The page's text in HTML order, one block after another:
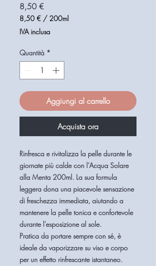
8,50 €Prezzo
8,50 € / 200ml
8,50 €
ogni
Millilitri
IVA inclusa
Quantità *
Aggiungi al carrello
Acquista ora
Rinfresca e rivitalizza la pelle durante le
giornate più calde con l'Acqua Solare
alla Menta 200ml. La sua formula
leggera dona una piacevole sensazione
di freschezza immediata, aiutando a
mantenere la pelle tonica e confortevole
durante l'esposizione al sole.
Pratica da portare sempre con sé, è
ideale da vaporizzare su viso e corpo
per un effetto rinfrescante istantaneo.